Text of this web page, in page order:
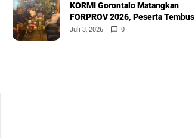
KORMI Gorontalo Matangkan
FORPROV 2026, Peserta Tembus
600
Juli 3, 2026 0